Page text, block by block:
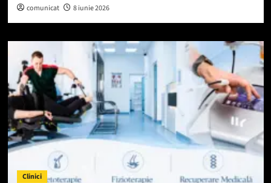
comunicat 8 iunie 2026
Clinici